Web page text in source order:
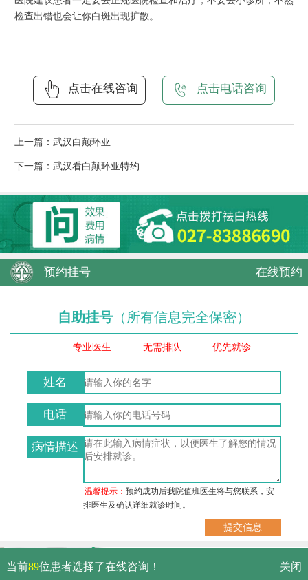
检查出错也会让你白斑出现扩散。
点击在线咨询 点击电话咨询
上一篇： 武汉白颠环亚
下一篇： 武汉看白颠环亚特约
预约挂号 在线预约
自助挂号 （所有信息完全保密）
专业医生 无需排队 优先就诊
姓名
电话
病情描述
温馨提示：预约成功后我院值班医生将与您联系，安
排医生及确认详细就诊时间。
武汉市硚口区解放大道479号
当前89位患者选择了在线咨询！ 关闭